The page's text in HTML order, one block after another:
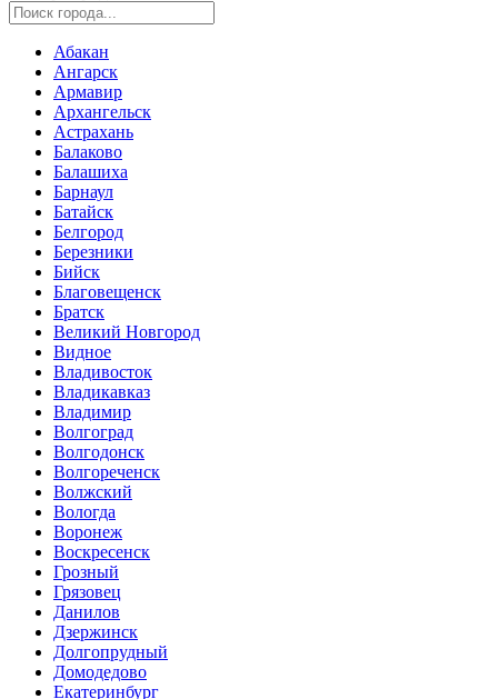
Абакан
Ангарск
Армавир
Архангельск
Астрахань
Балаково
Балашиха
Барнаул
Батайск
Белгород
Березники
Бийск
Благовещенск
Братск
Великий Новгород
Видное
Владивосток
Владикавказ
Владимир
Волгоград
Волгодонск
Волгореченск
Волжский
Вологда
Воронеж
Воскресенск
Грозный
Грязовец
Данилов
Дзержинск
Долгопрудный
Домодедово
Екатеринбург